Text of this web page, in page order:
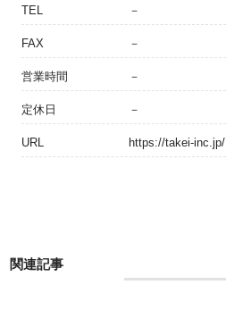
TEL －
FAX －
営業時間 －
定休日 －
URL https://takei-inc.jp/
関連記事